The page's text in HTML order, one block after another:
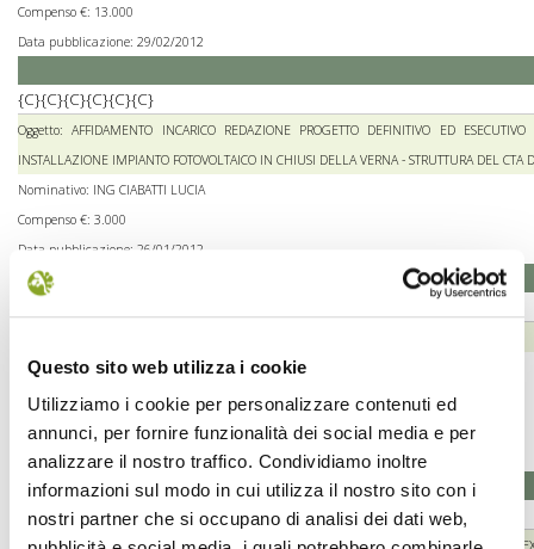
Questo sito web utilizza i cookie
Utilizziamo i cookie per personalizzare contenuti ed
annunci, per fornire funzionalità dei social media e per
analizzare il nostro traffico. Condividiamo inoltre
informazioni sul modo in cui utilizza il nostro sito con i
nostri partner che si occupano di analisi dei dati web,
Compenso €: 13.000
Data pubblicazione: 29/02/2012
{C}{C}{C}{C}{C}{C}
Oggetto: AFFIDAMENTO INCARICO REDAZIONE PROGETTO DEFINITIVO ED
INSTALLAZIONE IMPIANTO FOTOVOLTAICO IN CHIUSI DELLA VERNA - STRUTTURA DEL CTA
Nominativo: ING CIABATTI LUCIA
Compenso €: 3.000
Data pubblicazione: 26/01/2012
Nominativo: DOTT. JUANITO GRIGIONI
Compenso €: 6.000
Data pubblicazione: 30/05/2011
Determina: DETERMINAZ
{C}{C}{C}{C}{C}{C}
Oggetto: REDAZIONE DEGLI ELABORATI NECESSARI PER LA DENUNCIA IN CATASTO DELLA